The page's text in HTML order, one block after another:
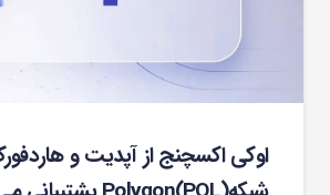
اوکی اکسچنج از آپدیت و